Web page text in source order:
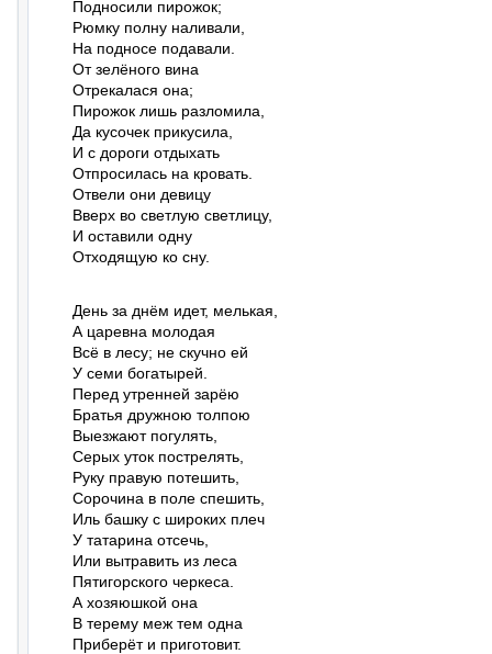
Подносили пирожок;
Рюмку полну наливали,
На подносе подавали.
От зелёного вина
Отрекалася она;
Пирожок лишь разломила,
Да кусочек прикусила,
И с дороги отдыхать
Отпросилась на кровать.
Отвели они девицу
Вверх во светлую светлицу,
И оставили одну
Отходящую ко сну.
День за днём идет, мелькая,
А царевна молодая
Всё в лесу; не скучно ей
У семи богатырей.
Перед утренней зарёю
Братья дружною толпою
Выезжают погулять,
Серых уток пострелять,
Руку правую потешить,
Сорочина в поле спешить,
Иль башку с широких плеч
У татарина отсечь,
Или вытравить из леса
Пятигорского черкеса.
А хозяюшкой она
В терему меж тем одна
Приберёт и приготовит.